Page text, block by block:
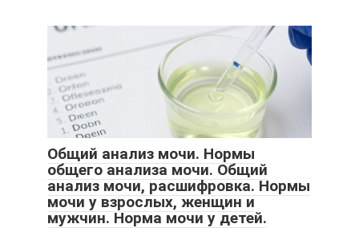
Общий анализ мочи. Нормы
общего анализа мочи. Общий
анализ мочи, расшифровка. Нормы
мочи у взрослых, женщин и
мужчин. Норма мочи у детей.